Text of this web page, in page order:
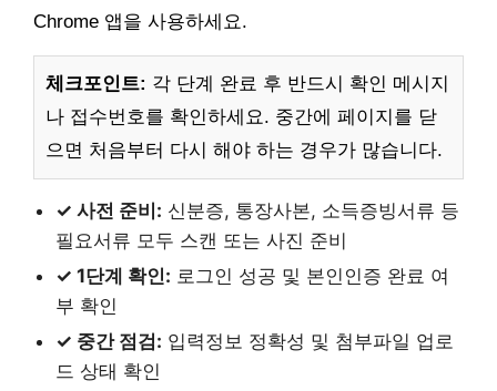
Chrome 앱을 사용하세요.
체크포인트: 각 단계 완료 후 반드시 확인 메시지
나 접수번호를 확인하세요. 중간에 페이지를 닫
으면 처음부터 다시 해야 하는 경우가 많습니다.
✓ 사전 준비: 신분증, 통장사본, 소득증빙서류 등
필요서류 모두 스캔 또는 사진 준비
✓ 1단계 확인: 로그인 성공 및 본인인증 완료 여
부 확인
✓ 중간 점검: 입력정보 정확성 및 첨부파일 업로
드 상태 확인